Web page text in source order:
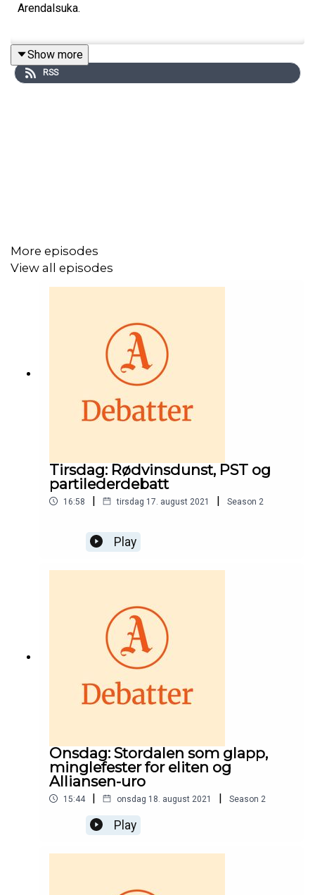
Arendalsuka.
Show more
RSS
More episodes
View all episodes
Tirsdag: Rødvinsdunst, PST og
partilederdebatt
16:58 | tirsdag 17. august 2021 | Season 2
Play
Onsdag: Stordalen som glapp,
minglefester for eliten og
Alliansen-uro
15:44 | onsdag 18. august 2021 | Season 2
Play